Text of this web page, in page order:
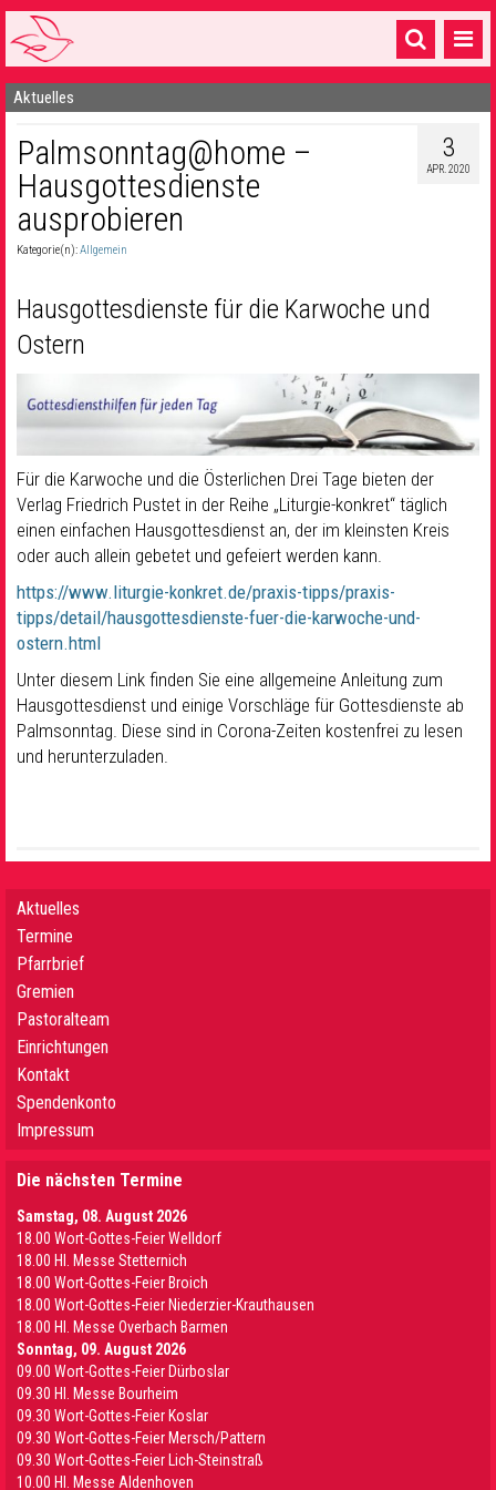
Startseite
1 Pfarrei
16 Gemeinden & mehr
Gottesdienste & Sinnsuche
Gemeinschaft & Soziales
Seelsorge & Kontakt
Aktuelles
3
APR. 2020
Palmsonntag@home –
Hausgottesdienste
ausprobieren
Kategorie(n):Allgemein
Hausgottesdienste für die Karwoche und
Ostern
Für die Karwoche und die Österlichen Drei Tage bieten der
Verlag Friedrich Pustet in der Reihe „Liturgie-konkret“ täglich
einen einfachen Hausgottesdienst an, der im kleinsten Kreis
oder auch allein gebetet und gefeiert werden kann.
https://www.liturgie-konkret.de/praxis-tipps/praxis-
tipps/detail/hausgottesdienste-fuer-die-karwoche-und-
ostern.html
Unter diesem Link finden Sie eine allgemeine Anleitung zum
Hausgottesdienst und einige Vorschläge für Gottesdienste ab
Palmsonntag. Diese sind in Corona-Zeiten kostenfrei zu lesen
und herunterzuladen.
Aktuelles
Termine
Pfarrbrief
Gremien
Pastoralteam
Einrichtungen
Kontakt
Spendenkonto
Impressum
Die nächsten Termine
Samstag, 08. August 2026
18.00 Wort-Gottes-Feier Welldorf
18.00 Hl. Messe Stetternich
18.00 Wort-Gottes-Feier Broich
18.00 Wort-Gottes-Feier Niederzier-Krauthausen
18.00 Hl. Messe Overbach Barmen
Sonntag, 09. August 2026
09.00 Wort-Gottes-Feier Dürboslar
09.30 HI. Messe Bourheim
09.30 Wort-Gottes-Feier Koslar
09.30 Wort-Gottes-Feier Mersch/Pattern
09.30 Wort-Gottes-Feier Lich-Steinstraß
10.00 Hl. Messe Aldenhoven